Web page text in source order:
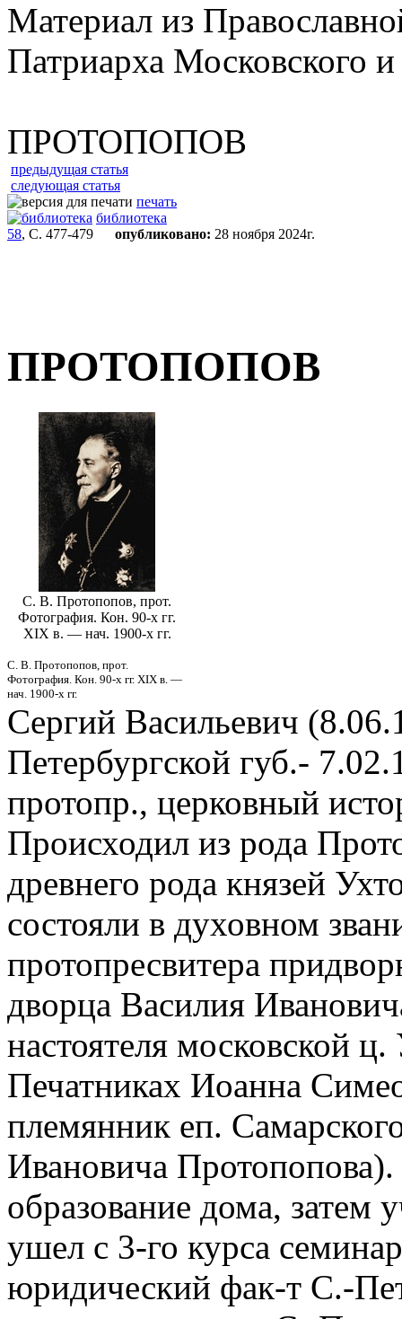
Материал из
Патриарха Московского
ПРОТОПОПОВ
предыдущая статья
следующая статья
печать
библиотека
58, С. 477-479 опубликовано: 28 ноября 2024г.
ПРОТОПОПОВ
С. В. Протопопов, прот.
Фотография. Кон. 90-х гг.
XIX в. — нач. 1900-х гг.
С. В. Протопопов, прот.
Фотография. Кон. 90-х гг. XIX в. —
нач. 1900-х гг.
Сергий Васильевич
Петербургской губ.-
протопр., церковный
Происходил из рода
древнего рода князей
состояли в духовном
протопресвитера
дворца Василия
настоятеля московской
Печатниках Иоанна
племянник еп.
Ивановича
образование дома,
ушел с 3-го курса
юридический фак-т С.-